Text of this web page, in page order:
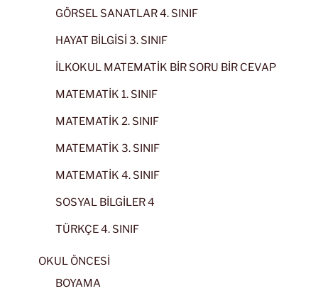
GÖRSEL SANATLAR 4. SINIF
HAYAT BİLGİSİ 3. SINIF
İLKOKUL MATEMATİK BİR SORU BİR CEVAP
MATEMATİK 1. SINIF
MATEMATİK 2. SINIF
MATEMATİK 3. SINIF
MATEMATİK 4. SINIF
SOSYAL BİLGİLER 4
TÜRKÇE 4. SINIF
OKUL ÖNCESİ
BOYAMA